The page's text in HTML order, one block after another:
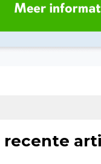
recente